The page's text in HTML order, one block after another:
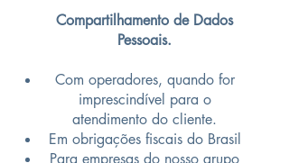
Compartilhamento de Dados
Pessoais.
Com operadores, quando for
imprescindível para o
atendimento do cliente.
Em obrigações fiscais do Brasil